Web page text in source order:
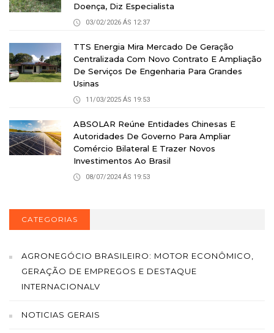
Doença, Diz Especialista
03/02/2026 ÁS 12:37
TTS Energia Mira Mercado De Geração
Centralizada Com Novo Contrato E Ampliação
De Serviços De Engenharia Para Grandes
Usinas
11/03/2025 ÁS 19:53
ABSOLAR Reúne Entidades Chinesas E
Autoridades De Governo Para Ampliar
Comércio Bilateral E Trazer Novos
Investimentos Ao Brasil
08/07/2024 ÁS 19:53
CATEGORIAS
AGRONEGÓCIO BRASILEIRO: MOTOR ECONÔMICO,
GERAÇÃO DE EMPREGOS E DESTAQUE
INTERNACIONALV
NOTICIAS GERAIS